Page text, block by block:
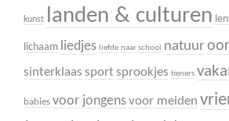
kunst landen & culturen
lichaam liedjes liefde naar school natuur
sinterklaas sport sprookjes tieners
babies voor jongensvoor meiden